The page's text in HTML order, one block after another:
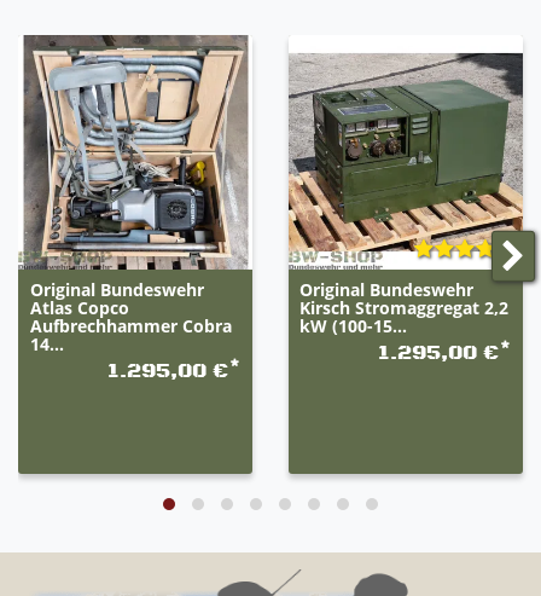
Original Bundeswehr
Atlas Copco
Aufbrechhammer Cobra
14...
1.295,00 €*
Original Bundeswehr
Kirsch Stromaggregat 2,2
kW (100-15...
1.295,00 €*